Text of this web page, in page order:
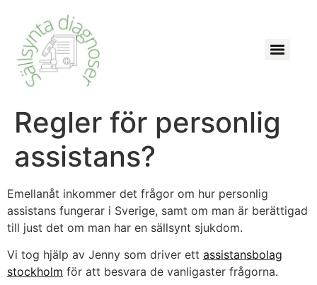
Regler för personlig
assistans?
Emellanåt inkommer det frågor om hur personlig
assistans fungerar i Sverige, samt om man är berättigad
till just det om man har en sällsynt sjukdom.
Vi tog hjälp av Jenny som driver ett assistansbolag
stockholm för att besvara de vanligaster frågorna.